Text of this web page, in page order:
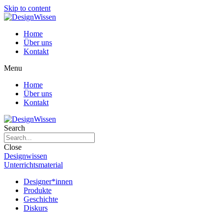
Skip to content
Home
Über uns
Kontakt
Menu
Home
Über uns
Kontakt
Search
Close
Designwissen
Unterrichtsmaterial
Designer*innen
Produkte
Geschichte
Diskurs